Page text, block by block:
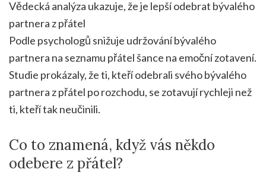
Vědecká analýza ukazuje, že je lepší odebrat bývalého
partnera z přátel
Podle psychologů snižuje udržování bývalého
partnera na seznamu přátel šance na emoční zotavení.
Studie prokázaly, že ti, kteří odebrali svého bývalého
partnera z přátel po rozchodu, se zotavují rychleji než
ti, kteří tak neučinili.
Co to znamená, když vás někdo
odebere z přátel?